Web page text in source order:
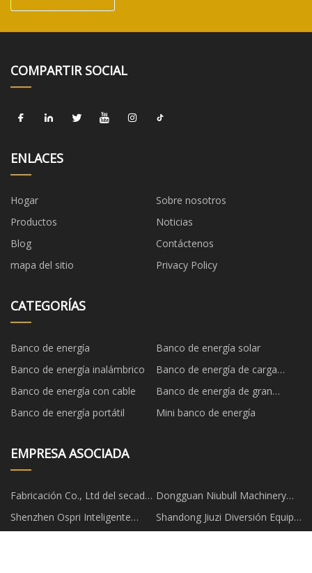
COMPARTIR SOCIAL
ENLACES
Hogar
Sobre nosotros
Productos
Noticias
Blog
Contáctenos
mapa del sitio
Privacy Policy
CATEGORÍAS
Banco de energía
Banco de energía solar
Banco de energía inalámbrico
Banco de energía de carga
rápida
Banco de energía con cable
Banco de energía de gran
capacidad
Banco de energía portátil Mini banco de energía
EMPRESA ASOCIADA
Fabricación Co., Ltd del secador
de Wuxi Changsheng
Dongguan Niubull Machinery
Tech Co., Limitado
Shenzhen Ospri Inteligente
Tecnología Co., Ltd
Shandong Jiuzi Diversión Equipo
Co., Limitado